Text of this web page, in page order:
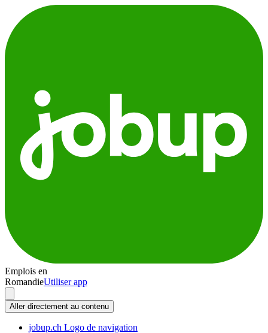
Emplois en
RomandieUtiliser app
Aller directement au contenu
jobup.ch Logo de navigation